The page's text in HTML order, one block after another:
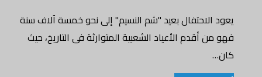
يعود الاحتفال بعيد "شم النسيم" إلى نحو خمسة آلاف سنة
فهو من أقدم الأعياد الشعبية المتوارثة فى التاريخ، حيث
كان…